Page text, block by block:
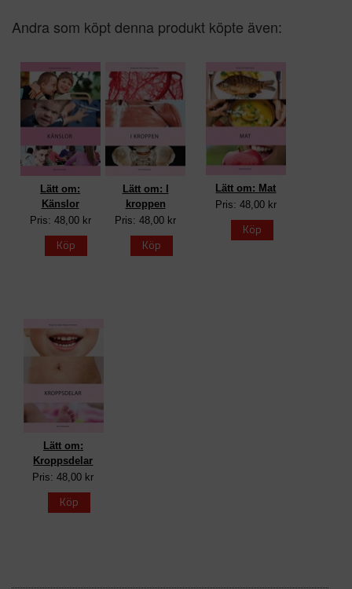
Andra som köpt denna produkt köpte även:
Lätt om:
Känslor
Pris: 48,00 kr
Köp
Lätt om: I
kroppen
Pris: 48,00 kr
Köp
Lätt om: Mat
Pris: 48,00 kr
Köp
Lätt om:
Kroppsdelar
Pris: 48,00 kr
Köp